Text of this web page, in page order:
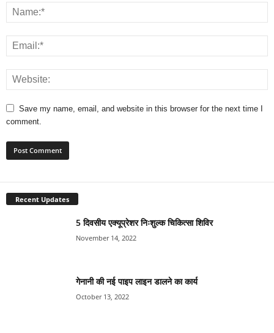
Save my name, email, and website in this browser for the next time I
comment.
Recent Updates
5 दिवसीय एक्यूप्रेशर निःशुल्क चिकित्सा शिविर
November 14, 2022
गेनानी की नई पाइप लाइन डालने का कार्य
October 13, 2022